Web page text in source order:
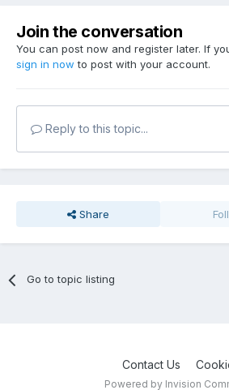
Join the conversation
You can post now and register later. If
sign in now to post with your account.
Reply to this topic...
Share
Go to topic listing
Contact Us
Powered by Invision